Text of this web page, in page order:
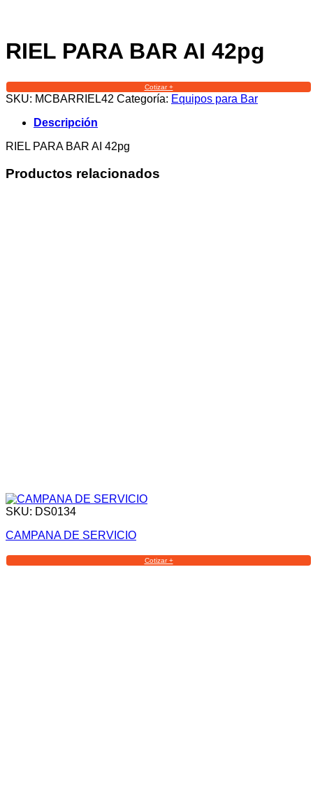
RIEL PARA BAR AI 42pg
Cotizar +
SKU: MCBARRIEL42 Categoría: Equipos para Bar
Descripción
RIEL PARA BAR AI 42pg
Productos relacionados
SKU: DS0134
CAMPANA DE SERVICIO
Cotizar +